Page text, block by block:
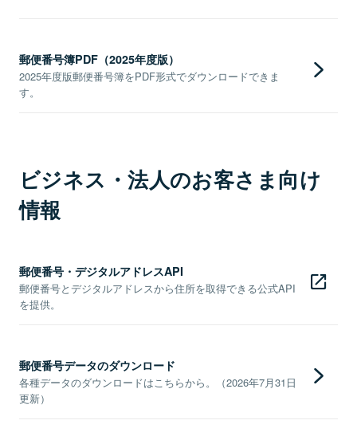
郵便番号簿PDF（2025年度版）
2025年度版郵便番号簿をPDF形式でダウンロードできま
す。
ビジネス・法人のお客さま向け
情報
郵便番号・デジタルアドレスAPI
郵便番号とデジタルアドレスから住所を取得できる公式API
を提供。
郵便番号データのダウンロード
各種データのダウンロードはこちらから。（2026年7月31日
更新）